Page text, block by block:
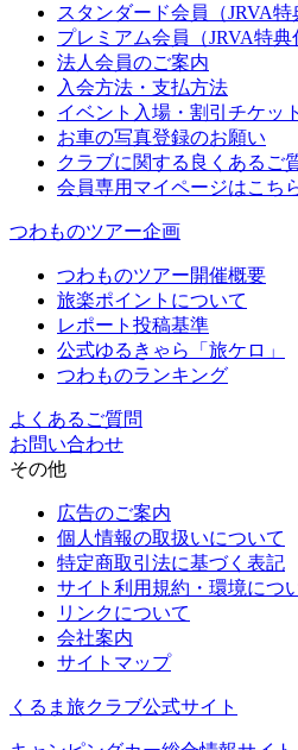
スタンダード会員（JRVA
プレミアム会員（JRVA特
法人会員のご案内
入会方法・支払方法
イベント入場・割引チケッ
お車の写真登録のお願い
クラブに関する良くあるご
会員専用マイページはこち
つわものツアー企画
つわものツアー開催概要
旅楽ポイントについて
レポート投稿基準
公式ゆるきゃら「旅ケロ」
つわものランキング
よくあるご質問
お問い合わせ
その他
広告のご案内
個人情報の取扱いについて
特定商取引法に基づく表記
サイト利用規約・環境につ
リンクについて
会社案内
サイトマップ
くるま旅クラブ公式サイト